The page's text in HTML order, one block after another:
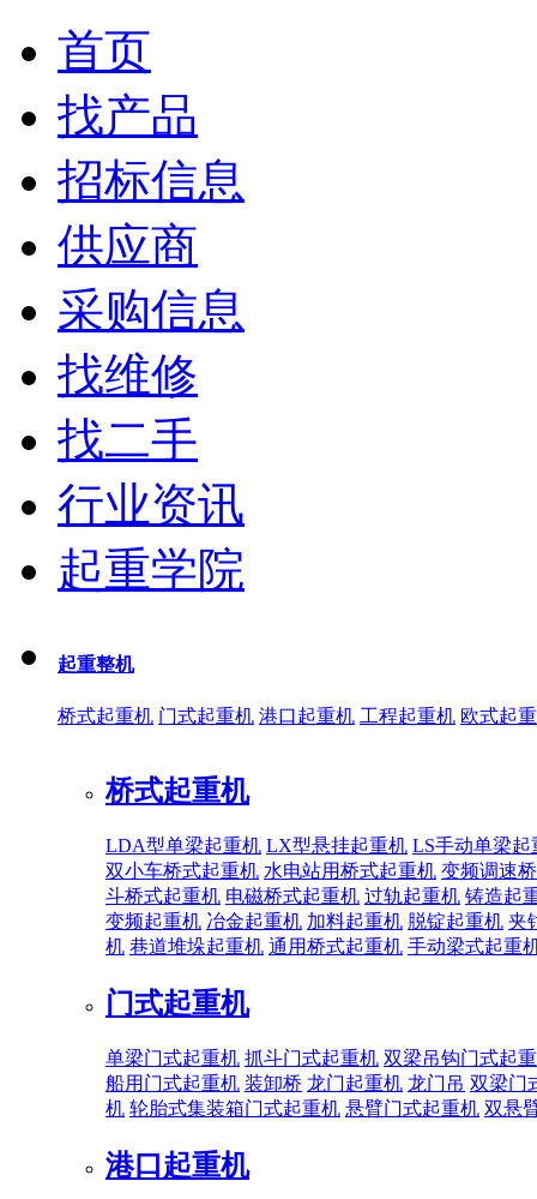
首页
找产品
招标信息
供应商
采购信息
找维修
找二手
行业资讯
起重学院
起重整机
桥式起重机 门式起重机 港口起重机 工程起重机 欧式起
桥式起重机
LDA型单梁起重机 LX型悬挂起重机 LS手动单梁起
双小车桥式起重机 水电站用桥式起重机 变频调速
斗桥式起重机 电磁桥式起重机 过轨起重机 铸造起
变频起重机 冶金起重机 加料起重机 脱锭起重机 夹
机 巷道堆垛起重机 通用桥式起重机 手动梁式起重
门式起重机
单梁门式起重机 抓斗门式起重机 双梁吊钩门式起
船用门式起重机 装卸桥 龙门起重机 龙门吊 双梁门
机 轮胎式集装箱门式起重机 悬臂门式起重机 双悬
港口起重机